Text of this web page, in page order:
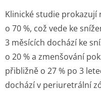
Klinické studie prokazují
o 70 %, což vede ke
3 měsících dochází ke
o 20 % a zmenšování
přibližně o 27 % po 3
dochází v periuretrální